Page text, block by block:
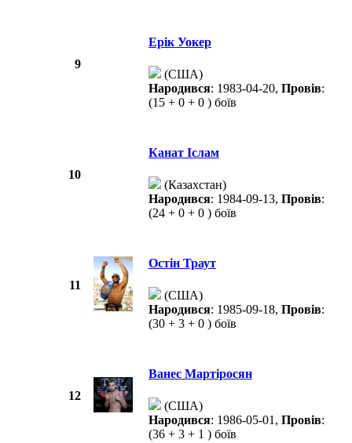
9
Ерік Уокер
(США)
Народився: 1983-04-20, Провів:
(15 + 0 + 0 ) боїв
10
Канат Іслам
(Казахстан)
Народився: 1984-09-13, Провів:
(24 + 0 + 0 ) боїв
11
Остін Траут
(США)
Народився: 1985-09-18, Провів:
(30 + 3 + 0 ) боїв
12
Ванес Мартіросян
(США)
Народився: 1986-05-01, Провів:
(36 + 3 + 1 ) боїв